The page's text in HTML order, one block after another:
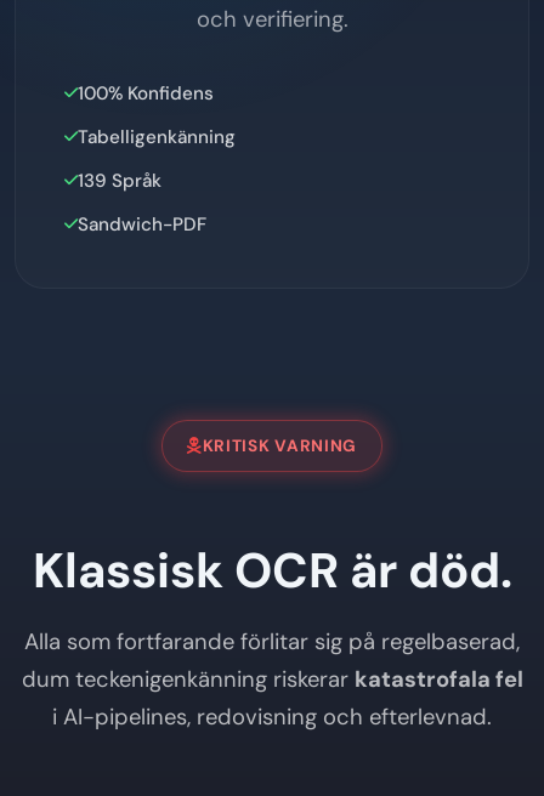
och verifiering.
100% Konfidens
Tabelligenkänning
139 Språk
Sandwich-PDF
KRITISK VARNING
Klassisk OCR är död.
Alla som fortfarande förlitar sig på regelbaserad,
dum teckenigenkänning riskerar katastrofala fel
i AI-pipelines, redovisning och efterlevnad.